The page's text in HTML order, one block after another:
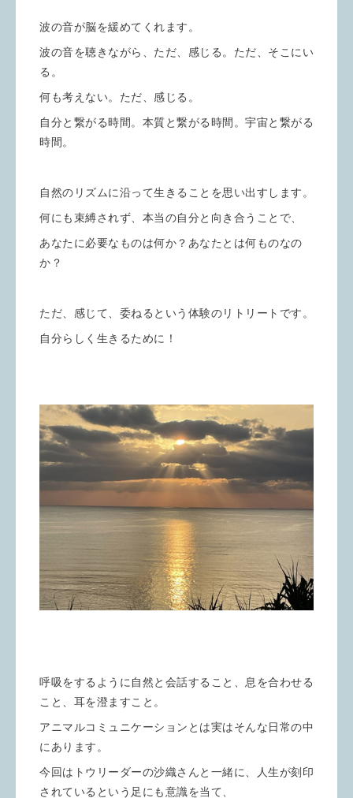
波の音が脳を緩めてくれます。
波の音を聴きながら、ただ、感じる。ただ、そこにい
る。
何も考えない。ただ、感じる。
自分と繋がる時間。本質と繋がる時間。宇宙と繋がる
時間。
自然のリズムに沿って生きることを思い出すします。
何にも束縛されず、本当の自分と向き合うことで、
あなたに必要なものは何か？あなたとは何ものなの
か？
ただ、感じて、委ねるという体験のリトリートです。
自分らしく生きるために！
呼吸をするように自然と会話すること、息を合わせる
こと、耳を澄ますこと。
アニマルコミュニケーションとは実はそんな日常の中
にあります。
今回はトウリーダーの沙織さんと一緒に、人生が刻印
されているという足にも意識を当て、